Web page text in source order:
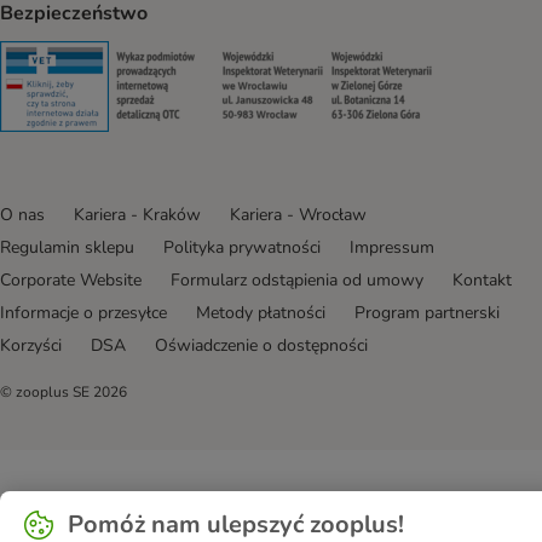
Bezpieczeństwo
Security Security Security
O nas Kariera - Kraków
Kariera - Wrocław
Regulamin sklepu
Polityka prywatności
Impressum
Corporate Website
Formularz odstąpienia od umowy
Kontakt
Informacje o przesyłce
Metody płatności
Program partnerski
Korzyści
DSA Oświadczenie o dostępności
© zooplus SE 2026
Pomóż nam ulepszyć zooplus!